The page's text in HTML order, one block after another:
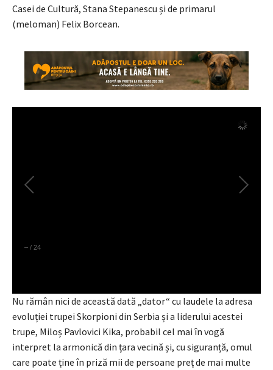
Casei de Cultură, Stana Stepanescu și de primarul
(meloman) Felix Borcean.
– / 24
Nu rămân nici de această dată „dator“ cu laudele la adresa
evoluției trupei Skorpioni din Serbia și a liderului acestei
trupe, Miloș Pavlovici Kika, probabil cel mai în vogă
interpret la armonică din țara vecină și, cu siguranță, omul
care poate ține în priză mii de persoane preț de mai multe